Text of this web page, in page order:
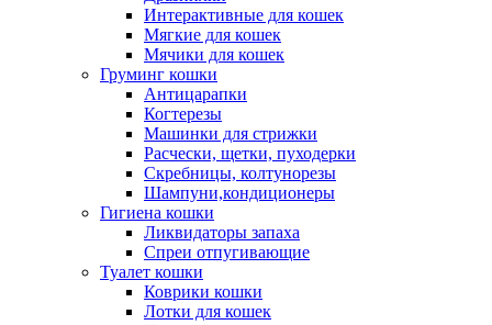
Интерактивные для кошек
Мягкие для кошек
Мячики для кошек
Груминг кошки
Антицарапки
Когтерезы
Машинки для стрижки
Расчески, щетки, пуходерки
Скребницы, колтунорезы
Шампуни,кондиционеры
Гигиена кошки
Ликвидаторы запаха
Спреи отпугивающие
Туалет кошки
Коврики кошки
Лотки для кошек